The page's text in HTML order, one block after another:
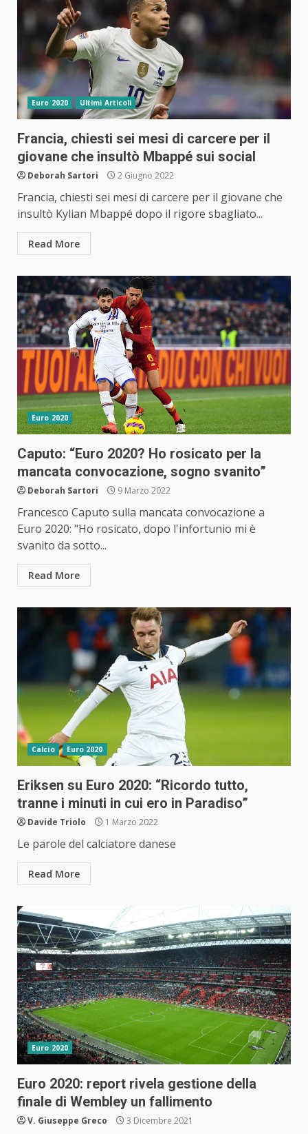
Euro 2020 Ultimi Articoli
Francia, chiesti sei mesi di carcere per il
giovane che insultò Mbappé sui social
Deborah Sartori 2 Giugno 2022
Francia, chiesti sei mesi di carcere per il giovane che
insultò Kylian Mbappé dopo il rigore sbagliato...
Read More
Euro 2020
Caputo: “Euro 2020? Ho rosicato per la
mancata convocazione, sogno svanito”
Deborah Sartori 9 Marzo 2022
Francesco Caputo sulla mancata convocazione a
Euro 2020: "Ho rosicato, dopo l'infortunio mi è
svanito da sotto...
Read More
Calcio Euro 2020
Eriksen su Euro 2020: “Ricordo tutto,
tranne i minuti in cui ero in Paradiso”
Davide Triolo 1 Marzo 2022
Le parole del calciatore danese
Read More
Euro 2020
Euro 2020: report rivela gestione della
finale di Wembley un fallimento
V. Giuseppe Greco 3 Dicembre 2021